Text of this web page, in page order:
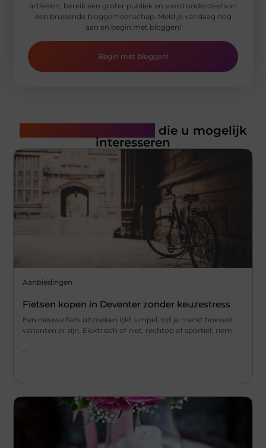
artikelen, bereik een groter publiek en word onderdeel van
een bruisende bloggemeenschap. Meld je vandaag nog
aan en begin met bloggen!
Begin met bloggen!
die u mogelijk
interesseren
Aanbiedingen
Fietsen kopen in Deventer zonder keuzestress
Een nieuwe fiets uitzoeken lijkt simpel, tot je merkt hoeveel
varianten er zijn. Elektrisch of niet, rechtop of sportief, riem
...